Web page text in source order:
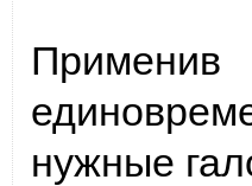
нужные